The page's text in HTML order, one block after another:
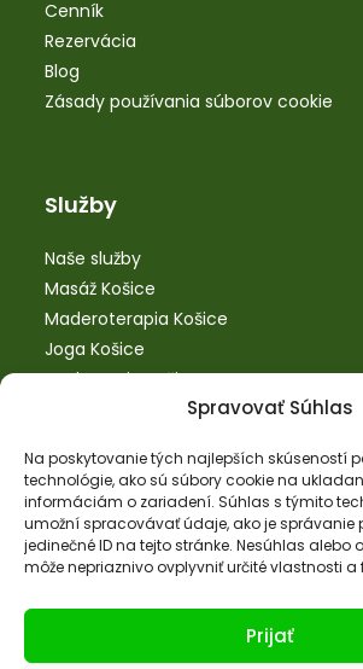
Spravovať Súhlas
Na poskytovanie tých najlepších skúseností
technológie, ako sú súbory cookie na
informáciám o zariadení. Súhlas s týmito
umožní spracovávať údaje, ako je správanie
jedinečné ID na tejto stránke. Nesúhlas alebo
môže nepriaznivo ovplyvniť určité vlastnosti a
Prijať
Cenník
Rezervácia
Blog
Zásady používania súborov cookie
Služby
Naše služby
Masáž Košice
Maderoterapia Košice
Joga Košice
Bankovanie Košice
SM systém Košice
Kontaktné informácie
Hroncová 3, 3. poschodie, č.d.